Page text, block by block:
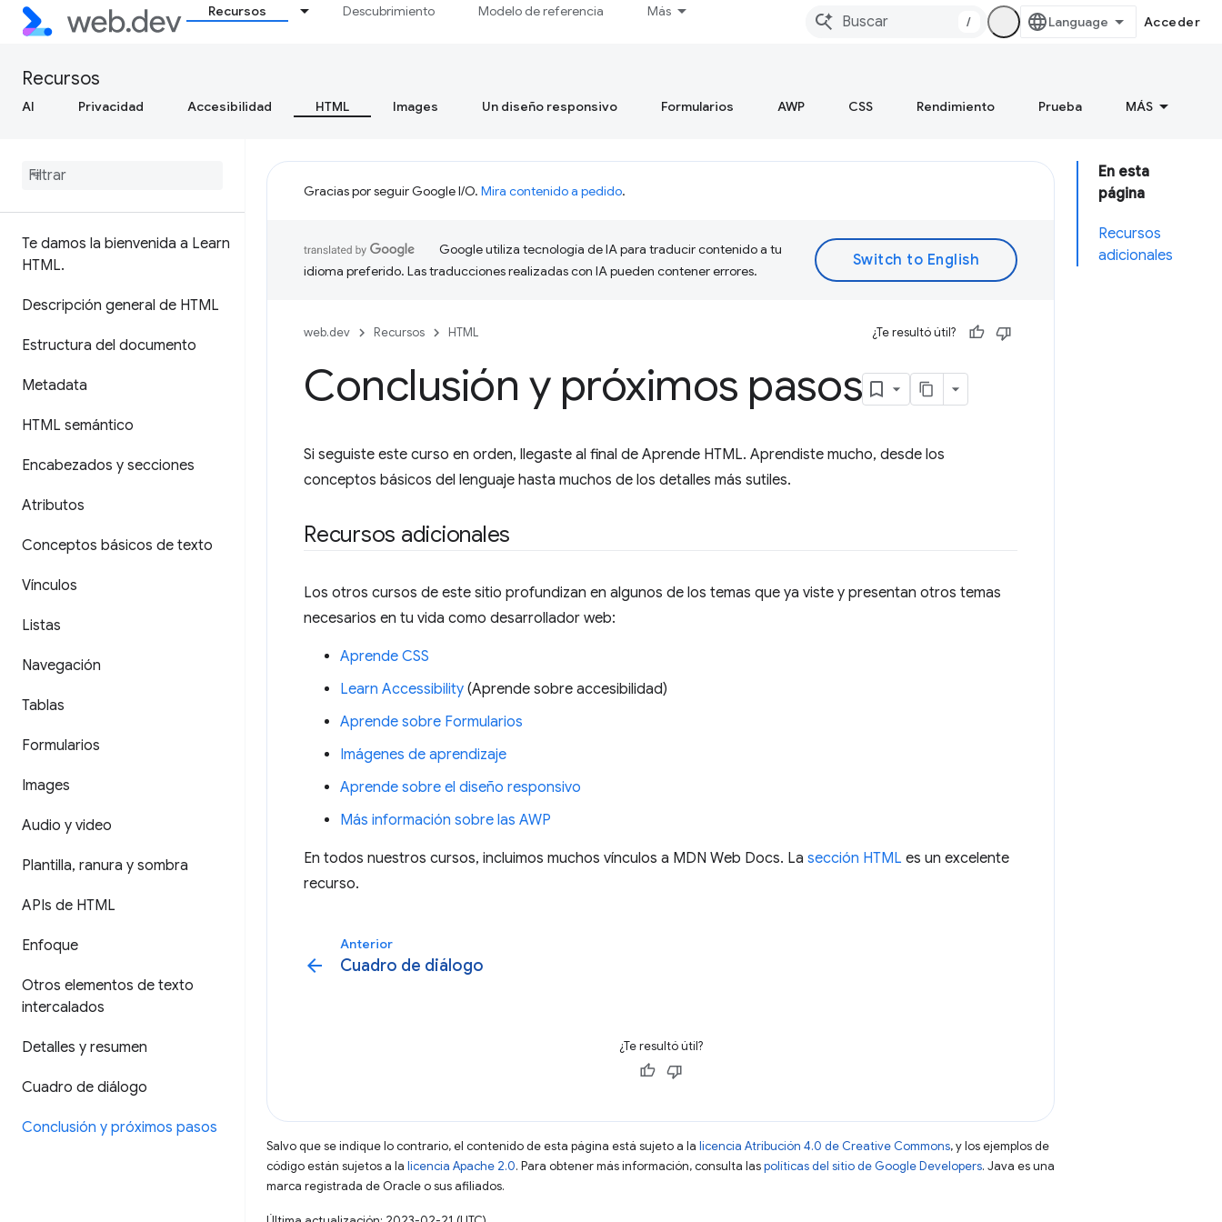
Recursos Descubrimiento Modelo de referencia Más
/ Acceder
Recursos
AI Privacidad Accesibilidad HTML Images Un diseño responsivo Formularios AWP CSS Rendimiento Prueba MÁS
Te damos la bienvenida a Learn
HTML.
Descripción general de HTML
Estructura del documento
Metadata
HTML semántico
Encabezados y secciones
Atributos
Conceptos básicos de texto
Vínculos
Listas
Navegación
Tablas
Formularios
Images
Audio y video
Plantilla, ranura y sombra
APIs de HTML
Enfoque
Otros elementos de texto
intercalados
Detalles y resumen
Cuadro de diálogo
Conclusión y próximos pasos
En esta
página
Recursos
adicionales
Gracias por seguir Google I/O. Mira contenido a pedido.
Google utiliza tecnología de IA para traducir contenido a tu
idioma preferido. Las traducciones realizadas con IA pueden contener errores.
web.dev Recursos HTML ¿Te resultó útil?
Conclusión y próximos pasos
Si seguiste este curso en orden, llegaste al final de Aprende HTML. Aprendiste mucho, desde los
conceptos básicos del lenguaje hasta muchos de los detalles más sutiles.
Recursos adicionales
Los otros cursos de este sitio profundizan en algunos de los temas que ya viste y presentan otros temas
necesarios en tu vida como desarrollador web:
Aprende CSS
Learn Accessibility (Aprende sobre accesibilidad)
Aprende sobre Formularios
Imágenes de aprendizaje
Aprende sobre el diseño responsivo
Más información sobre las AWP
En todos nuestros cursos, incluimos muchos vínculos a MDN Web Docs. La sección HTML es un excelente
recurso.
Anterior
arrow_back Cuadro de diálogo
¿Te resultó útil?
Salvo que se indique lo contrario, el contenido de esta página está sujeto a la licencia Atribución 4.0 de Creative Commons, y los ejemplos de
código están sujetos a la licencia Apache 2.0. Para obtener más información, consulta laspolíticas del sitio de Google Developers. Java es una
marca registrada de Oracle o sus afiliados.